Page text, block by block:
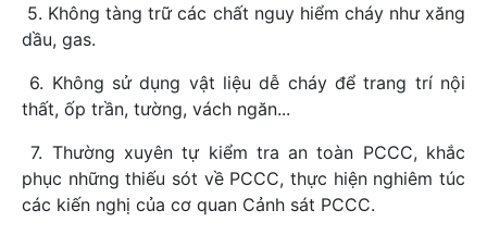
5. Không tàng trữ các chất nguy hiểm cháy như xăng
dầu, gas.
6. Không sử dụng vật liệu dễ cháy để trang trí nội
thất, ốp trần, tường, vách ngăn...
7. Thường xuyên tự kiểm tra an toàn PCCC, khắc
phục những thiếu sót về PCCC, thực hiện nghiêm túc
các kiến nghị của cơ quan Cảnh sát PCCC.